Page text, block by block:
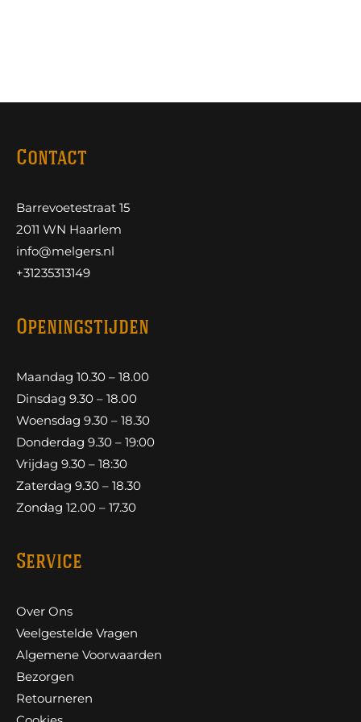
Contact
Barrevoetestraat 15
2011 WN Haarlem
info@melgers.nl
+31235313149
Openingstijden
Maandag 10.30 – 18.00
Dinsdag 9.30 – 18.00
Woensdag 9.30 – 18.30
Donderdag 9.30 – 19:00
Vrijdag 9.30 – 18:30
Zaterdag 9.30 – 18.30
Zondag 12.00 – 17.30
Service
Over Ons
Veelgestelde Vragen
Algemene Voorwaarden
Bezorgen
Retourneren